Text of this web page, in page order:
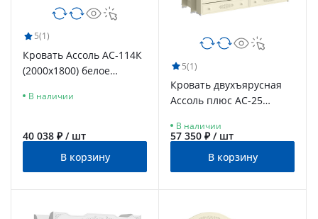
5(1)
Кровать Ассоль АС-114К
(2000x1800) белое
В наличии
40 038 ₽ / шт
В корзину
5(1)
Кровать двухъярусная
Ассоль плюс АС-25
В наличии
57 350 ₽ / шт
В корзину